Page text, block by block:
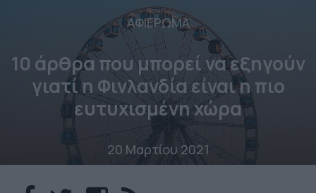
ΑΦΙΕΡΩΜΑ
10 άρθρα που μπορεί να εξηγούν
γιατί η Φινλανδία είναι η πιο
ευτυχισμένη χώρα
20 Μαρτίου 2021